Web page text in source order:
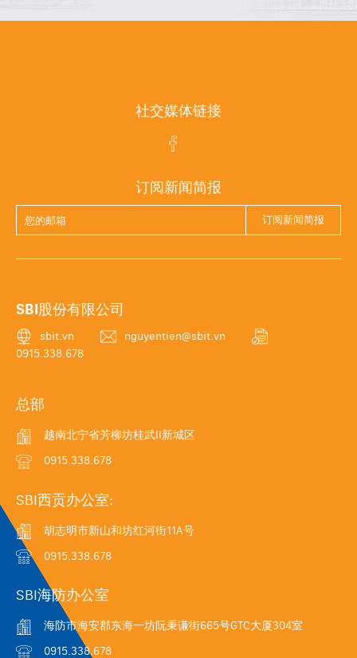
社交媒体链接
订阅新闻简报
SBI股份有限公司
sbit.vn
nguyentien@sbit.vn
0915.338.678
总部
越南北宁省芳柳坊桂武II新城区
0915.338.678
SBI西贡办公室:
胡志明市新山和坊红河街11A号
0915.338.678
SBI海防办公室
海防市海安郡东海一坊阮秉谦街665号GTC大厦304室
0915.338.678